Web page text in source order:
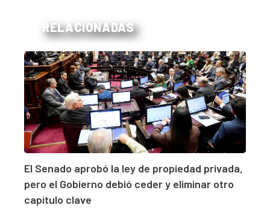
RELACIONADAS
El Senado aprobó la ley de propiedad privada,
pero el Gobierno debió ceder y eliminar otro
capítulo clave